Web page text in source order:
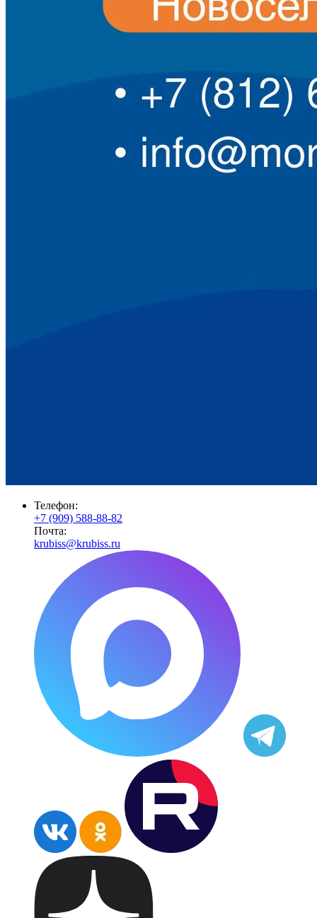
Телефон:
+7 (909) 588-88-82
Почта:
krubiss@krubiss.ru